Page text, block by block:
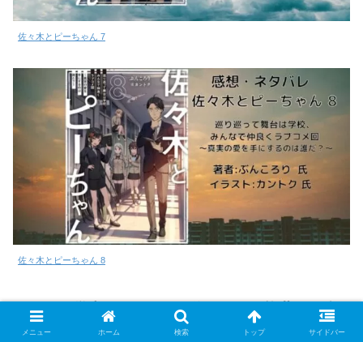
佐々木とピーちゃん 7
佐々木とピーちゃん 8
西野 学内カースト最下位にして異能世界最強
の少年 シリーズ
メニュー ホーム 検索 トップ サイドバー